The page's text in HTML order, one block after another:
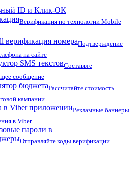
ID и Клик-ОК
Верификация по технологии Mobile
верификация номераПодтверждение
на сайте
SMS текстовСоставьте
сообщение
бюджетаРассчитайте стоимость
кампании
в Viber приложенииРекламные баннеры
в Viber
пароли в
Отправляйте коды верификации